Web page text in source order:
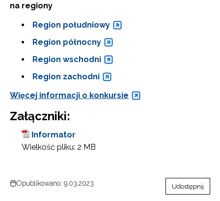
na regiony
Region południowy
Region północny
Region wschodni
Region zachodni
Więcej informacji o konkursie
Załączniki:
Informator
Wielkość pliku: 2 MB
Opublikowano: 9.03.2023 Udostępnij